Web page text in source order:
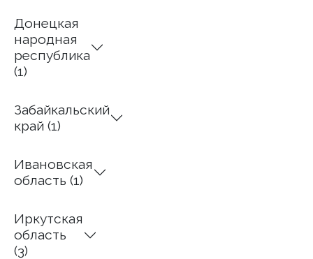
Донецкая
народная
республика
(1)
Забайкальский
край (1)
Ивановская
область (1)
Иркутская
область
(3)